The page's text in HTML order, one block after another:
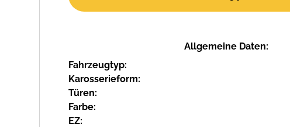
Allgemeine Daten:
Fahrzeugtyp:
Karosserieform:
Türen:
Farbe:
EZ: